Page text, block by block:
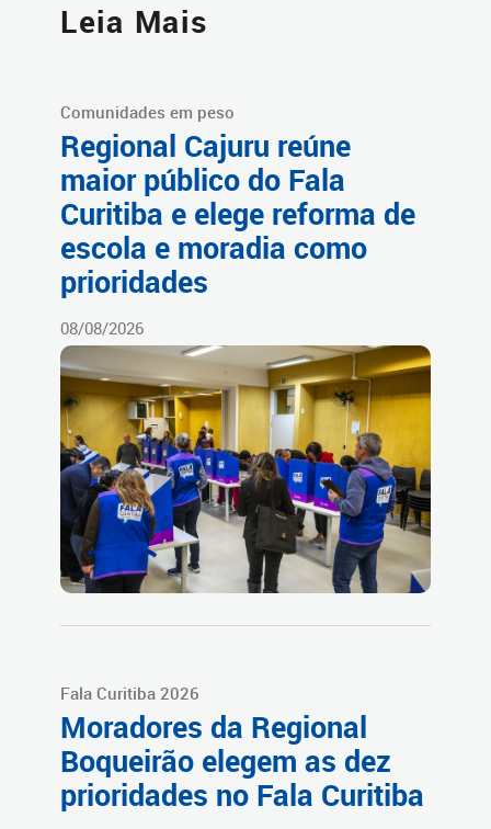
Leia Mais
Comunidades em peso
Regional Cajuru reúne
maior público do Fala
Curitiba e elege reforma de
escola e moradia como
prioridades
08/08/2026
Fala Curitiba 2026
Moradores da Regional
Boqueirão elegem as dez
prioridades no Fala Curitiba